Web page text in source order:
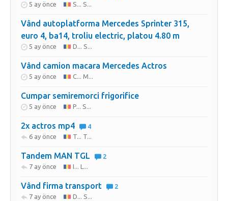
5 ay önce S... S...
Vând autoplatforma Mercedes Sprinter 315,
euro 4, ba14, troliu electric, platou 4.80 m
5 ay önce D... S...
Vând camion macara Mercedes Actros
5 ay önce C... M...
Cumpar semiremorci frigorifice
5 ay önce P... S...
2x actros mp4
4
6 ay önce
T... T...
Tandem MAN TGL
2
7 ay önce
I... L...
Vând firma transport
2
7 ay önce
D... S...